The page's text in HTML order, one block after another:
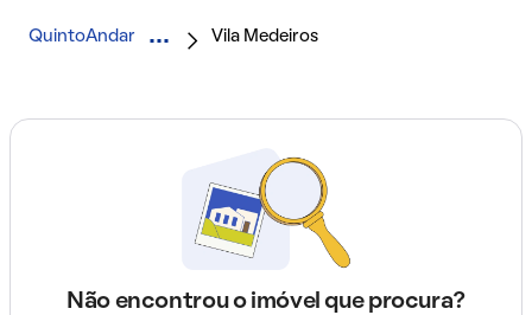
QuintoAndar Vila Medeiros
Não encontrou o imóvel que procura?